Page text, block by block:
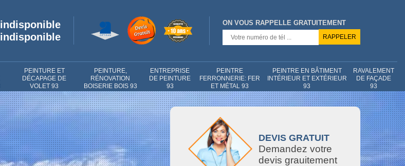
indisponible
indisponible
ON VOUS RAPPELLE GRATUITEMENT
PEINTURE ET
DÉCAPAGE DE
VOLET 93
PEINTURE,
RÉNOVATION
BOISERIE BOIS 93
ENTREPRISE
DE PEINTURE
93
PEINTRE
FERRONNERIE: FER
ET MÉTAL 93
PEINTRE EN BÂTIMENT
INTÉRIEUR ET EXTÉRIEUR
93
RAVALEMENT
DE FAÇADE
93
DEVIS GRATUIT
Demandez votre
devis grauitement